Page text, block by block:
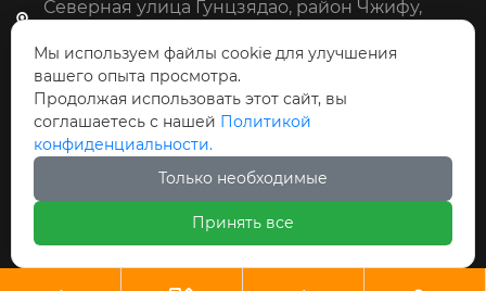
Северная улица Гунцзядао, район Чжифу,
Авторское право © ООО Яньтай Синьхуэй Точного
Машиностроения
Мы используем файлы cookie для улучшения
вашего опыта просмотра.
Продолжая использовать этот сайт, вы
соглашаетесь с нашей Политикой
конфиденциальности.
Только необходимые
Принять все